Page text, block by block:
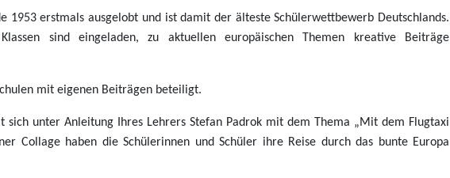
1953 erstmals ausgelobt und ist damit der älteste Schülerwettbewerb Deutschlands.
sind eingeladen, zu aktuellen europäischen Themen kreative Beiträge
mit eigenen Beiträgen beteiligt.
sich unter Anleitung Ihres Lehrers Stefan Padrok mit dem Thema „Mit dem Flugtaxi
Collage haben die Schülerinnen und Schüler ihre Reise durch das bunte Europa